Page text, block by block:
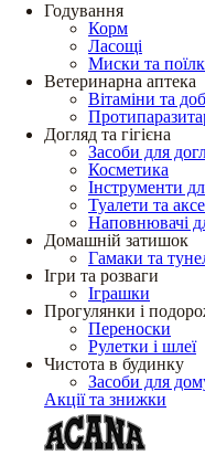
Годування
Корм
Ласощі
Миски та
Ветеринарна аптека
Вітаміни та
Догляд та гігієна
Засоби для
Косметика
Інструменти
Туалети та
Наповнювачі
Домашній затишок
Гамаки та
Ігри та розваги
Іграшки
Прогулянки і
Переноски
Рулетки і шлеї
Чистота в будинку
Засоби для
Акції та знижки